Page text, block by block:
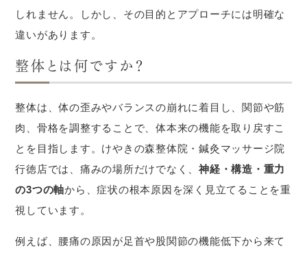
しれません。しかし、その目的とアプローチには明確な
違いがあります。
整体とは何ですか？
整体は、体の歪みやバランスの崩れに着目し、関節や筋
肉、骨格を調整することで、体本来の機能を取り戻すこ
とを目指します。けやきの森整体院・鍼灸マッサージ院
行徳店では、痛みの場所だけでなく、神経・構造・重力
の3つの軸から、症状の根本原因を深く見立てることを重
視しています。
例えば、腰痛の原因が足首や股関節の機能低下から来て